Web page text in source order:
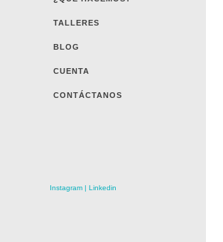
TALLERES
BLOG
CUENTA
CONTÁCTANOS
Instagram | Linkedin